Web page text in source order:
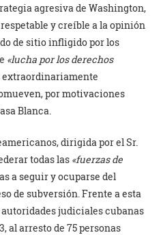
agresiva de Washington,
y creíble a la opinión
de sitio infligido por los
«lucha por los derechos
por motivaciones
Blanca.
dirigida por el Sr.
todas las «fuerzas de
a seguir y ocuparse del
de subversión. Frente a esta
judiciales cubanas
al arresto de 75 personas